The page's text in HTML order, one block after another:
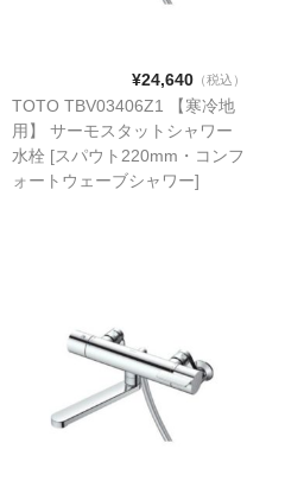
組合せ大便器セット
小便器セット
洗面器/手洗器
UB後付けタイプ
アクセサリー
アクセサリーその他
¥24,640（税込）
TOTO TBV03406Z1 【寒冷地
用】 サーモスタットシャワー
水栓 [スパウト220mm・コンフ
ォートウェーブシャワー]